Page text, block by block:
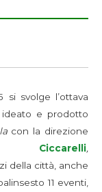
si svolge l’ottava
e prodotto
con la direzione
Ciccarelli,
della città, anche
11 eventi,